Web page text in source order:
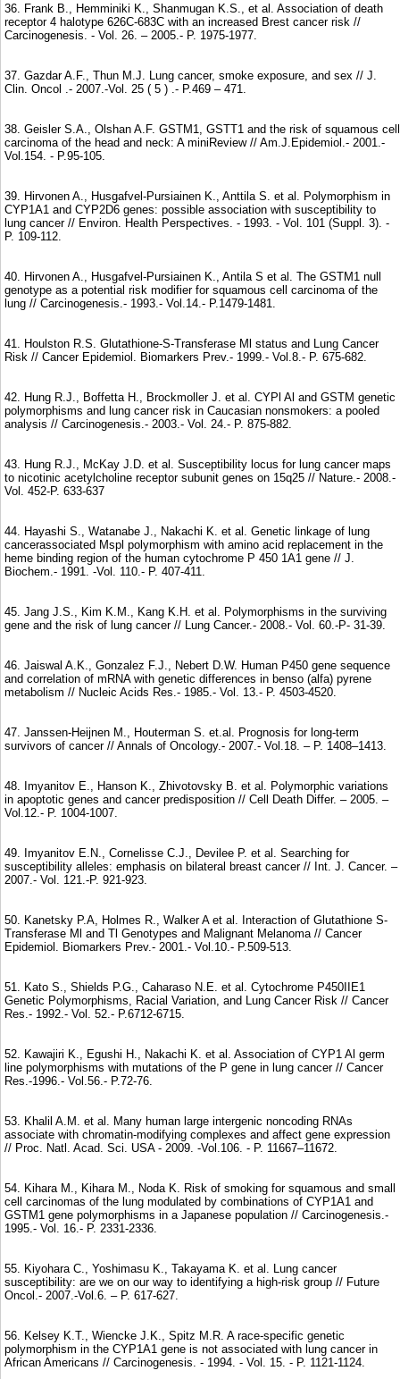
36. Frank B., Hemminiki K., Shanmugan K.S., et al. Association of death
receptor 4 halotype 626C-683C with an increased Brest cancer risk //
Carcinogenesis. - Vol. 26. – 2005.- P. 1975-1977.
37. Gazdar A.F., Thun M.J. Lung cancer, smoke exposure, and sex // J.
Clin. Oncol .- 2007.-Vol. 25 ( 5 ) .- P.469 – 471.
38. Geisler S.A., Olshan A.F. GSTM1, GSTT1 and the risk of squamous cell
carcinoma of the head and neck: A miniReview // Am.J.Epidemiol.- 2001.-
Vol.154. - P.95-105.
39. Hirvonen A., Husgafvel-Pursiainen K., Anttila S. et al. Polymorphism in
CYP1A1 and CYP2D6 genes: possible association with susceptibility to
lung cancer // Environ. Health Perspectives. - 1993. - Vol. 101 (Suppl. 3). -
P. 109-112.
40. Hirvonen A., Husgafvel-Pursiainen K., Antila S et al. The GSTM1 null
genotype as a potential risk modifier for squamous cell carcinoma of the
lung // Carcinogenesis.- 1993.- Vol.14.- P.1479-1481.
41. Houlston R.S. Glutathione-S-Transferase Ml status and Lung Cancer
Risk // Cancer Epidemiol. Biomarkers Prev.- 1999.- Vol.8.- P. 675-682.
42. Hung R.J., Boffetta H., Brockmoller J. et al. CYPl Al and GSTM genetic
polymorphisms and lung cancer risk in Caucasian nonsmokers: a pooled
analysis // Carcinogenesis.- 2003.- Vol. 24.- P. 875-882.
43. Hung R.J., McKay J.D. et al. Susceptibility locus for lung cancer maps
to nicotinic acetylcholine receptor subunit genes on 15q25 // Nature.- 2008.-
Vol. 452-P. 633-637
44. Hayashi S., Watanabe J., Nakachi K. et al. Genetic linkage of lung
cancerassociated Mspl polymorphism with amino acid replacement in the
heme binding region of the human cytochrome P 450 1A1 gene // J.
Biochem.- 1991. -Vol. 110.- P. 407-411.
45. Jang J.S., Kim K.M., Kang K.H. et al. Polymorphisms in the surviving
gene and the risk of lung cancer // Lung Cancer.- 2008.- Vol. 60.-P- 31-39.
46. Jaiswal A.K., Gonzalez F.J., Nebert D.W. Human P450 gene sequence
and correlation of mRNA with genetic differences in benso (alfa) pyrene
metabolism // Nucleic Acids Res.- 1985.- Vol. 13.- P. 4503-4520.
47. Janssen-Heijnen M., Houterman S. et.al. Prognosis for long-term
survivors of cancer // Annals of Oncology.- 2007.- Vol.18. – P. 1408–1413.
48. Imyanitov E., Hanson K., Zhivotovsky B. et al. Polymorphic variations
in apoptotic genes and cancer predisposition // Cell Death Differ. – 2005. –
Vol.12.- P. 1004-1007.
49. Imyanitov E.N., Cornelisse C.J., Devilee P. et al. Searching for
susceptibility alleles: emphasis on bilateral breast cancer // Int. J. Cancer. –
2007.- Vol. 121.-P. 921-923.
50. Kanetsky P.A, Holmes R., Walker A et al. Interaction of Glutathione S-
Transferase Ml and Tl Genotypes and Malignant Melanoma // Cancer
Epidemiol. Biomarkers Prev.- 2001.- Vol.10.- P.509-513.
51. Kato S., Shields P.G., Caharaso N.E. et al. Cytochrome P450IIE1
Genetic Polymorphisms, Racial Variation, and Lung Cancer Risk // Cancer
Res.- 1992.- Vol. 52.- P.6712-6715.
52. Kawajiri K., Egushi H., Nakachi K. et al. Association of CYP1 Al germ
line polymorphisms with mutations of the P gene in lung cancer // Cancer
Res.-1996.- Vol.56.- P.72-76.
53. Khalil A.M. et al. Many human large intergenic noncoding RNAs
associate with chromatin-modifying complexes and affect gene expression
// Proc. Natl. Acad. Sci. USA - 2009. -Vol.106. - P. 11667–11672.
54. Kihara M., Kihara M., Noda K. Risk of smoking for squamous and small
cell carcinomas of the lung modulated by combinations of CYP1A1 and
GSTM1 gene polymorphisms in a Japanese population // Carcinogenesis.-
1995.- Vol. 16.- P. 2331-2336.
55. Kiyohara C., Yoshimasu K., Takayama K. et al. Lung cancer
susceptibility: are we on our way to identifying a high-risk group // Future
Oncol.- 2007.-Vol.6. – P. 617-627.
56. Kelsey K.T., Wiencke J.K., Spitz M.R. A race-specific genetic
polymorphism in the CYP1A1 gene is not associated with lung cancer in
African Americans // Carcinogenesis. - 1994. - Vol. 15. - P. 1121-1124.